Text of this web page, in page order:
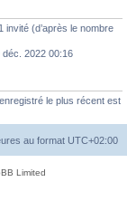
invité (d’après le nombre
déc. 2022 00:16
le plus récent est
au format UTC+02:00
Limited